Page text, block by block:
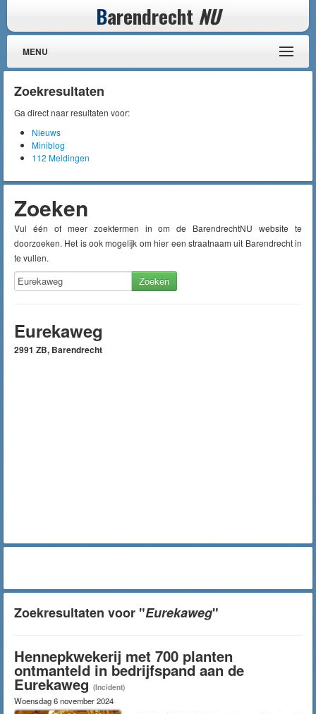
Barendrecht NU
MENU
Zoekresultaten
Ga direct naar resultaten voor:
Nieuws
Miniblog
112 Meldingen
Zoeken
Vul één of meer zoektermen in om de BarendrechtNU website te
doorzoeken. Het is ook mogelijk om hier een straatnaam uit Barendrecht in
te vullen.
Zoeken
Eurekaweg
2991 ZB, Barendrecht
Zoekresultaten voor "Eurekaweg"
Hennepkwekerij met 700 planten
ontmanteld in bedrijfspand aan de
Eurekaweg (Incident)
Woensdag 6 november 2024